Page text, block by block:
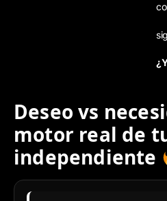
Deseo vs
motor real de
independiente